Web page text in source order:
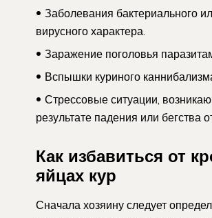
Заболевания бактериального
вирусного характера.
Заражение поголовья
Вспышки куриного
Стрессовые ситуации,
результате падения или бегства
Как избавиться от
яйцах кур
Сначала хозяину следует